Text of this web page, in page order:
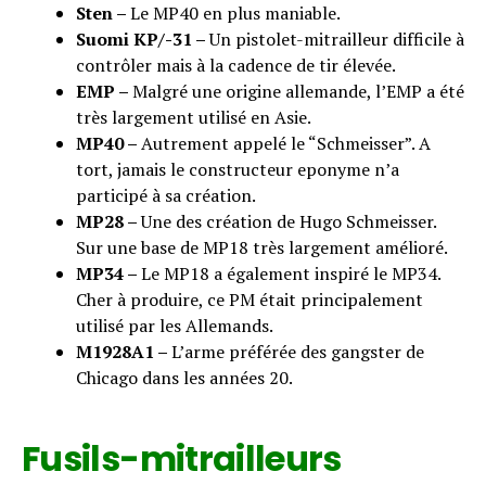
Sten –Le MP40 en plus maniable.
Suomi KP/-31 –Un pistolet-mitrailleur difficile à
contrôler mais à la cadence de tir élevée.
EMP –Malgré une origine allemande, l’EMP a été
très largement utilisé en Asie.
MP40 –Autrement appelé le “Schmeisser”. A
tort, jamais le constructeur eponyme n’a
participé à sa création.
MP28 –Une des création de Hugo Schmeisser.
Sur une base de MP18 très largement amélioré.
MP34 –Le MP18 a également inspiré le MP34.
Cher à produire, ce PM était principalement
utilisé par les Allemands.
M1928A1 –L’arme préférée des gangster de
Chicago dans les années 20.
Fusils-mitrailleurs